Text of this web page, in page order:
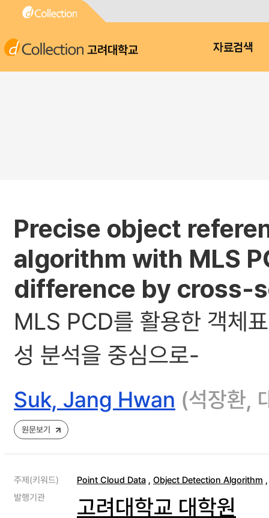
고려대학교 자료검색
Precise object
algorithm with MLS
difference by cross-
MLS PCD를 활용한 객체
성 분석을 중심으로-
Suk, Jang Hwan (석장환,
원문보기
주제(키워드) Point Cloud Data , Object Detection Algorithm
발행기관
고려대학교 대학원